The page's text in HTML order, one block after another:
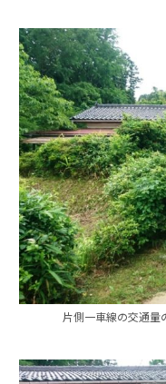
片側一車線の交通